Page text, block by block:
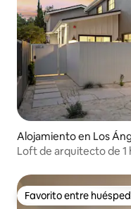
Alojamiento en Los
Loft de arquitecto de 1
discapacidad
Favorito entre
Favorito entre